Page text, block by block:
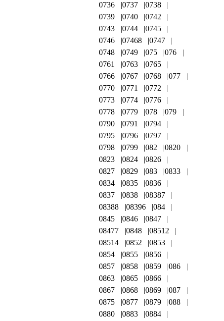
0736
0737
0738
0739
0740
0742
0743
0744
0745
0746
07468
0747
0748
0749 075
076
0761
0763
0765
0766
0767 0768
077
0770
0771
0772
0773
0774
0776
0778
0779 078
079
0790
0791
0794
0795
0796
0797
0798
0799 082
0820
0823
0824
0826
0827
0829 083
0833
0834
0835
0836
0837
0838
08387
08388
08396
084
0845
0846
0847
08477
0848
08512
08514
0852
0853
0854
0855
0856
0857
0858 0859
086
0863
0865
0866
0867
0868 0869
087
0875
0877 0879
088
0880
0883
0884